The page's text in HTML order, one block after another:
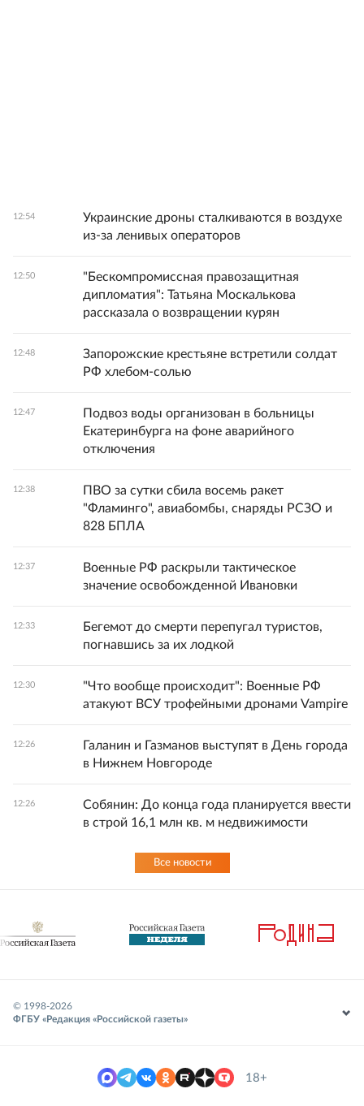
12:54
Украинские дроны сталкиваются в воздухе
из-за ленивых операторов
12:50
"Бескомпромиссная правозащитная
дипломатия": Татьяна Москалькова
рассказала о возвращении курян
12:48
Запорожские крестьяне встретили солдат
РФ хлебом-солью
12:47
Подвоз воды организован в больницы
Екатеринбурга на фоне аварийного
отключения
12:38
ПВО за сутки сбила восемь ракет
"Фламинго", авиабомбы, снаряды РСЗО и
828 БПЛА
12:37
Военные РФ раскрыли тактическое
значение освобожденной Ивановки
12:33
Бегемот до смерти перепугал туристов,
погнавшись за их лодкой
12:30
"Что вообще происходит": Военные РФ
атакуют ВСУ трофейными дронами Vampire
12:26
Галанин и Газманов выступят в День города
в Нижнем Новгороде
12:26
Собянин: До конца года планируется ввести
в строй 16,1 млн кв. м недвижимости
Все новости
© 1998-2026
ФГБУ «Редакция «Российской газеты»
18+